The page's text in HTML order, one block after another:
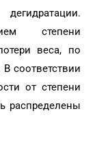
степени
веса, по
соответствии
от степени
распределены